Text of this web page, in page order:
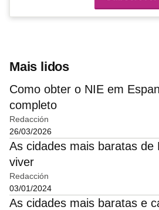
Mais lidos
Como obter o NIE em
completo
Redacción
26/03/2026
As cidades mais baratas de
viver
Redacción
03/01/2024
As cidades mais baratas e